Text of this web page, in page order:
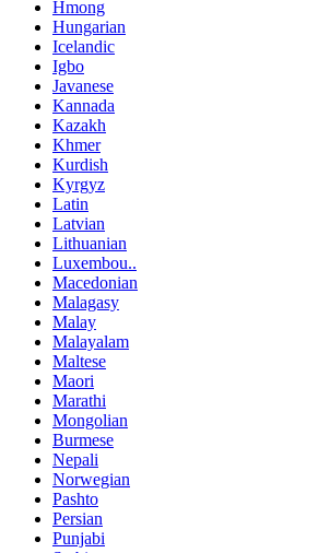
Hmong
Hungarian
Icelandic
Igbo
Javanese
Kannada
Kazakh
Khmer
Kurdish
Kyrgyz
Latin
Latvian
Lithuanian
Luxembou..
Macedonian
Malagasy
Malay
Malayalam
Maltese
Maori
Marathi
Mongolian
Burmese
Nepali
Norwegian
Pashto
Persian
Punjabi